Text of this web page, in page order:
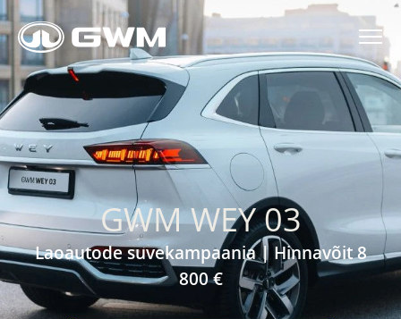
GWM WEY 03
Laoautode suvekampaania | Hinnavõit 8
800 €